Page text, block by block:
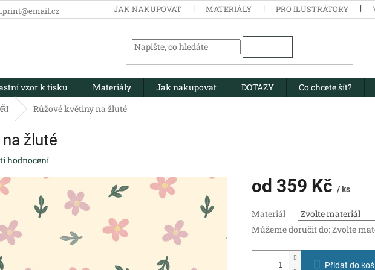
JAK NAKUPOVAT MATERIÁLY PRO ILUSTRÁTORY
vzor k tisku Materiály Jak nakupovat DOTAZY Co chcete šít?
Růžové květiny na žluté
žluté
hodnocení
od 359 Kč / ks
cena:
Materiál
Můžeme doručit do:Zvolte
Přidat do